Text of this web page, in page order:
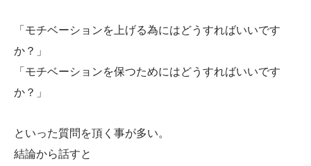
「モチベーションを上げる為にはどうすればいいです
か？」
「モチベーションを保つためにはどうすればいいです
か？」
といった質問を頂く事が多い。
結論から話すと